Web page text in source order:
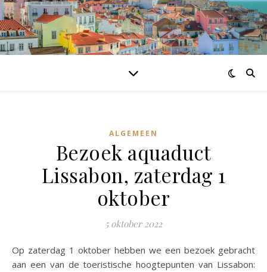
ALGEMEEN
Bezoek aquaduct
Lissabon, zaterdag 1
oktober
5 oktober 2022
Op zaterdag 1 oktober hebben we een bezoek gebracht
aan een van de toeristische hoogtepunten van Lissabon: